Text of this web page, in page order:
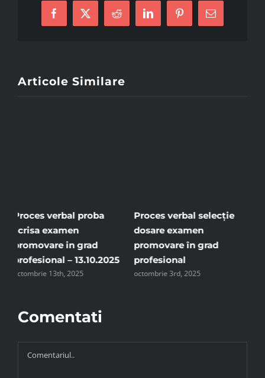
Facebook
X Reddit LinkedInPinterestEmail
Articole Similare
selecție
în grad
2025
Rezultate proba scrisă
examen promovare în
grad profesional
iulie 7th, 2025
Tabel
interviu –
promovare în
noiembrie 18th, 2025
Comentati
Comment